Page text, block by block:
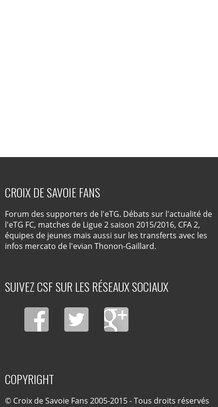
CROIX DE SAVOIE FANS
Forum des supporters de l'eTG. Débats sur l'actualité de
l'eTG FC, matches de Ligue 2 saison 2015/2016, CFA 2,
équipes de jeunes mais aussi sur les transferts avec les
infos mercato de l'evian Thonon-Gaillard.
SUIVEZ CSF SUR LES RÉSEAUX SOCIAUX
COPYRIGHT
© Croix de Savoie Fans 2005-2015 - Tous droits réservés